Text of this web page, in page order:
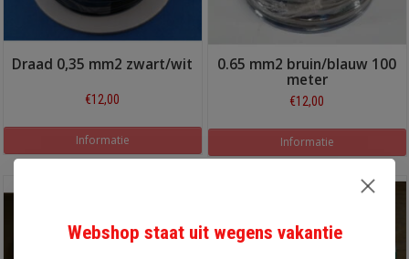
Draad 0,35 mm2 zwart/wit
€12,00
Informatie
0.65 mm2 bruin/blauw 100
meter
€12,00
Informatie
Webshop staat uit wegens vakantie